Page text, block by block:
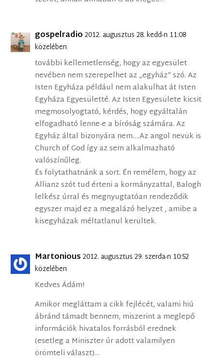
gospelradio 2012. augusztus 28. kedd-n 11:08
közelében
további kellemetlenség, hogy az egyesület
nevében nem szerepelhet az „egyház” szó. Az
Isten Egyháza például nem alakulhat át Isten
Egyháza Egyesületté. Az Isten Egyesülete kicsit
megmosolyogtató, kérdés, hogy egyáltalán
elfogadható lenne-e a bíróság számára. Az
Egyház által bizonyára nem….Az angol nevük is
Church of God így az sem alkalmazható
valószínűleg.
És folytathatnánk a sort. Én remélem, hogy az
Allianz szót tud érteni a kormányzattal, Balogh
lelkész úrral és megnyugtatóan rendeződik
egyszer majd ez a megalázó helyzet , amibe a
kisegyházak méltatlanul kerültek.
Martonious 2012. augusztus 29. szerda-n 10:52
közelében
Kedves Ádám!
Amikor megláttam a cikk fejlécét, valami hiú
ábránd támadt bennem, miszerint a meglepő
információk hivatalos forrásból erednek
(esetleg a Miniszter úr adott valamilyen
örömteli választ)…